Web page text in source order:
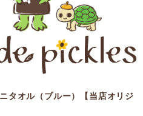
タオル（ブルー）【当店オリジ